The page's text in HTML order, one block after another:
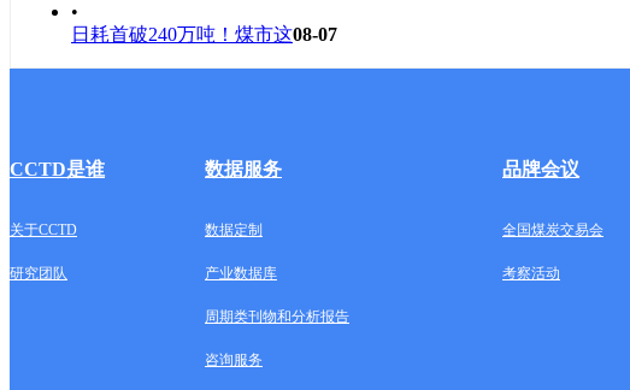
•
日耗首破240万吨！煤市这08-07
CCTD是谁 数据服务 品牌会议
关于CCTD 数据定制 全国煤炭交易会
研究团队 产业数据库 考察活动
周期类刊物和分析报告
咨询服务